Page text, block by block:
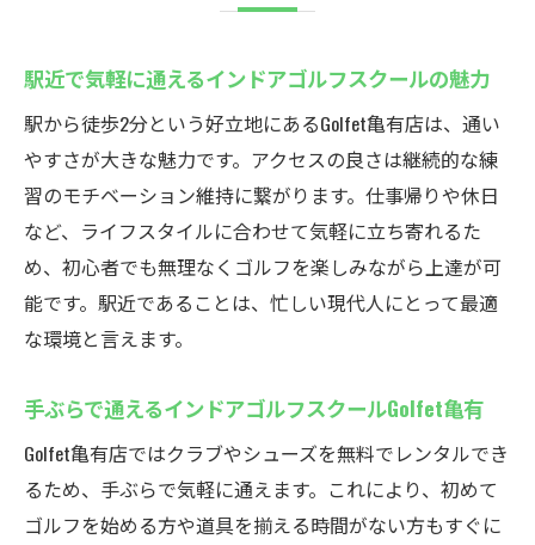
天候に左右されない快適なゴルフ練習環境
クラブ・シューズ無料レンタルのインドア
ゴルフスクール
手ぶらで通う快適さが支持される理由
初心者も安心して始められる設備とサービ
ス
ゴルフ道具不要で気軽に通えるスクール体
忙しい方にも最適なインドアゴルフスクー
ル活用法
レンタルサービスと駅近の利便性を徹底解
説
駅近で気軽に通えるインドアゴルフスクールの魅力
駅から徒歩2分という好立地にあるGolfet亀有店は、通い
やすさが大きな魅力です。アクセスの良さは継続的な練
習のモチベーション維持に繋がります。仕事帰りや休日
など、ライフスタイルに合わせて気軽に立ち寄れるた
め、初心者でも無理なくゴルフを楽しみながら上達が可
能です。駅近であることは、忙しい現代人にとって最適
な環境と言えます。
手ぶらで通えるインドアゴルフスクールGolfet亀有
Golfet亀有店ではクラブやシューズを無料でレンタルでき
るため、手ぶらで気軽に通えます。これにより、初めて
ゴルフを始める方や道具を揃える時間がない方もすぐに